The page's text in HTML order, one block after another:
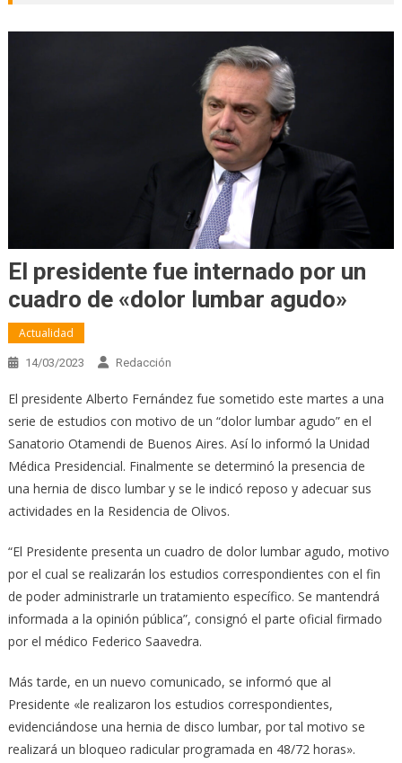
El presidente fue internado por un
cuadro de «dolor lumbar agudo»
Actualidad
14/03/2023 Redacción
El presidente Alberto Fernández fue sometido este martes a una
serie de estudios con motivo de un “dolor lumbar agudo” en el
Sanatorio Otamendi de Buenos Aires. Así lo informó la Unidad
Médica Presidencial. Finalmente se determinó la presencia de
una hernia de disco lumbar y se le indicó reposo y adecuar sus
actividades en la Residencia de Olivos.
“El Presidente presenta un cuadro de dolor lumbar agudo, motivo
por el cual se realizarán los estudios correspondientes con el fin
de poder administrarle un tratamiento específico. Se mantendrá
informada a la opinión pública”, consignó el parte oficial firmado
por el médico Federico Saavedra.
Más tarde, en un nuevo comunicado, se informó que al
Presidente «le realizaron los estudios correspondientes,
evidenciándose una hernia de disco lumbar, por tal motivo se
realizará un bloqueo radicular programada en 48/72 horas».